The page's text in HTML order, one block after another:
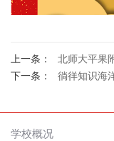
上一条：
北师大平果
下一条：
徜徉知识海洋，领
学校概况